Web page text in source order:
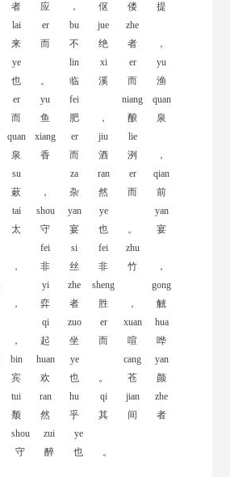
者
应
，
伛
偻
提
lai
来
er
而
bu
不
jue
绝
zhe
者
，
ye
也
。
lin
临
xi
溪
er
而
yu
渔
er
而
yu
鱼
fei
肥
，
niang
酿
quan
泉
quan
泉
xiang
香
er
而
jiu
酒
lie
洌
，
su
蔌
，
za
杂
ran
然
er
而
qian
前
tai
太
shou
守
yan
宴
ye
也
。
yan
宴
，
fei
非
si
丝
fei
非
zhu
竹
，
，
yi
弈
zhe
者
sheng
胜
，
gong
觥
，
qi
起
zuo
坐
er
而
xuan
喧
hua
哗
bin
宾
huan
欢
ye
也
。
cang
苍
yan
颜
tui
颓
ran
然
hu
乎
qi
其
jian
间
zhe
者
shou
守
zui
醉
ye
也
。